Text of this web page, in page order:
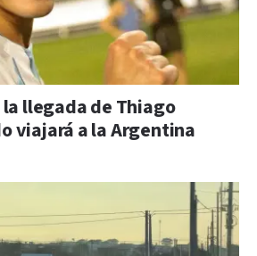
llegada de Thiago
viajará a la Argentina